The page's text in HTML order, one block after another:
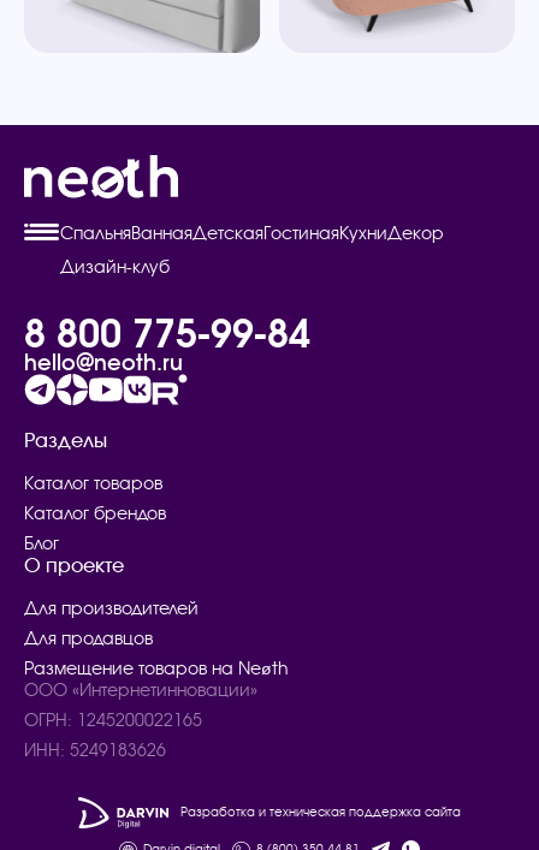
СпальняВаннаяДетскаяГостинаяКухниДекор
Дизайн-клуб
8 800 775-99-84
hello@neoth.ru
Разделы
Каталог товаров
Каталог брендов
Блог
О проекте
Для производителей
Для продавцов
Размещение товаров на Neøth
ООО «Интернетинновации»
ОГРН: 1245200022165
ИНН: 5249183626
Разработка и техническая поддержка сайта